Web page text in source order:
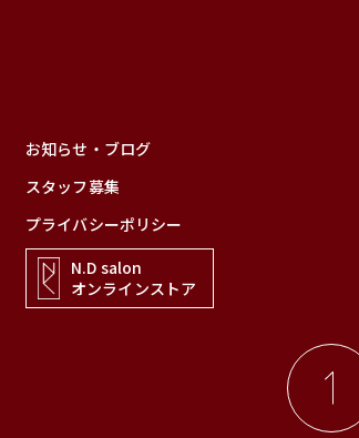
お知らせ・ブログ
スタッフ募集
プライバシーポリシー
N.D salon
オンラインストア